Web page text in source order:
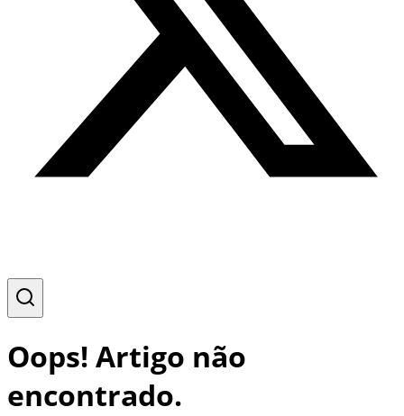
Oops! Artigo não
encontrado.